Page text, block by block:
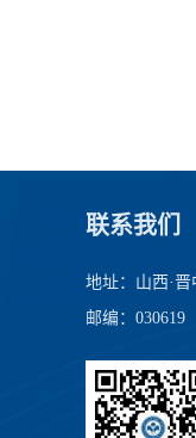
联系我们
地址：山西·
邮编：030619